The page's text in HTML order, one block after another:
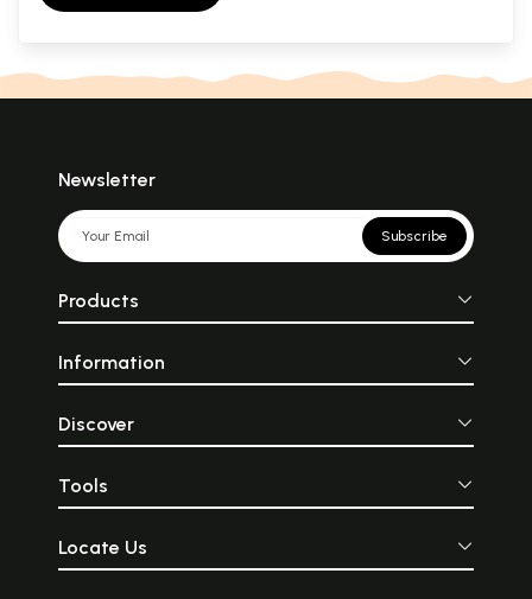
Newsletter
Subscribe
Products
Information
Discover
Tools
Locate Us